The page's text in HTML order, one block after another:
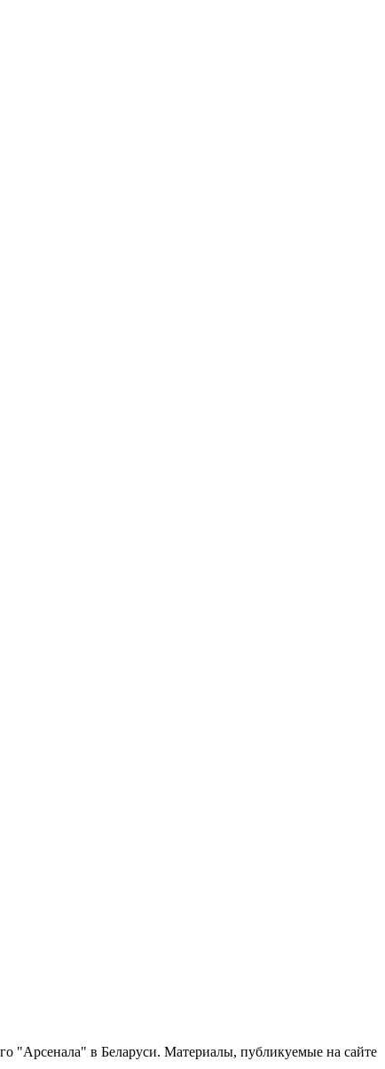
"Арсенала" в Беларуси. Материалы, публикуемые на сайте